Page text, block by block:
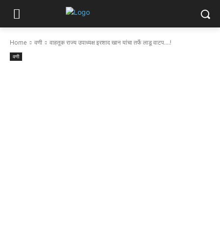
Home वणी वाहतूक राज्य उपाध्यक्ष इरशाद खान यांचा तर्फे लाडू वाटप....!
वणी